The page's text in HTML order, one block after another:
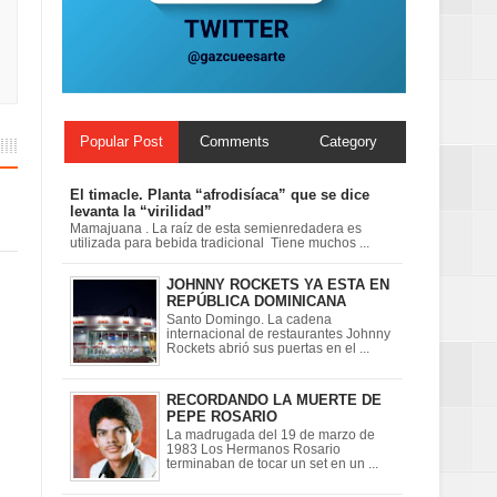
Popular Post Comments Category
El timacle. Planta “afrodisíaca” que se dice
levanta la “virilidad”
Mamajuana . La raíz de esta semienredadera es
utilizada para bebida tradicional Tiene muchos ...
JOHNNY ROCKETS YA ESTA EN
REPÚBLICA DOMINICANA
Santo Domingo. La cadena
internacional de restaurantes Johnny
Rockets abrió sus puertas en el ...
RECORDANDO LA MUERTE DE
PEPE ROSARIO
La madrugada del 19 de marzo de
1983 Los Hermanos Rosario
terminaban de tocar un set en un ...